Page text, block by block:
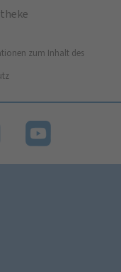
zum Inhalt des